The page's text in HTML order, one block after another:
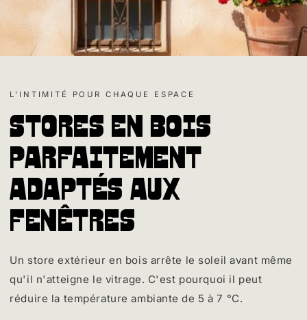
L'INTIMITÉ POUR CHAQUE ESPACE
Stores en bois
parfaitement
adaptés aux
fenêtres
Un store extérieur en bois arrête le soleil avant même
qu'il n'atteigne le vitrage. C'est pourquoi il peut
réduire la température ambiante de 5 à 7 °C.